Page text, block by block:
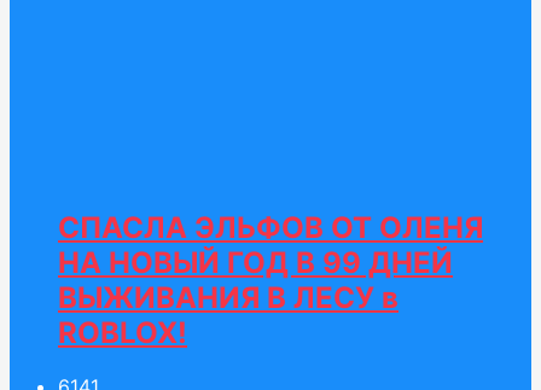
СПАСЛА ЭЛЬФОВ ОТ ОЛЕНЯ
НА НОВЫЙ ГОД В 99 ДНЕЙ
ВЫЖИВАНИЯ В ЛЕСУ в
ROBLOX!